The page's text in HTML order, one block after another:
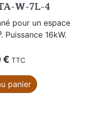
W-7L-4
pour un espace
Puissance 16kW.
€ TTC
panier